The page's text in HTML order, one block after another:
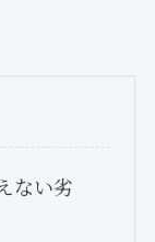
ない劣